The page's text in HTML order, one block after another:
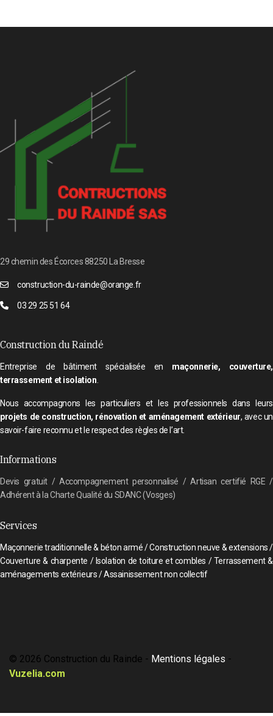
29 chemin des Écorces 88250 La Bresse
construction-du-rainde@orange.fr
03 29 25 51 64
Construction du Raindé
Entreprise de bâtiment spécialisée en maçonnerie, couverture,
terrassement et isolation
Nous accompagnons les particuliers et les professionnels dans leurs
projets de construction, rénovation et aménagement extérieur, avec un
savoir-faire reconnu et le respect des règles de l’art.
Informations
Devis gratuit / Accompagnement personnalisé / Artisan certifié RGE /
Adhérent à la Charte Qualité du SDANC (Vosges)
Services
Maçonnerie traditionnelle & béton armé / Construction neuve & extensions /
Couverture & charpente / Isolation de toiture et combles / Terrassement &
aménagements extérieurs / Assainissement non collectif
© 2026 Construction du Rainde - Mentions légales -
Vuzelia.com